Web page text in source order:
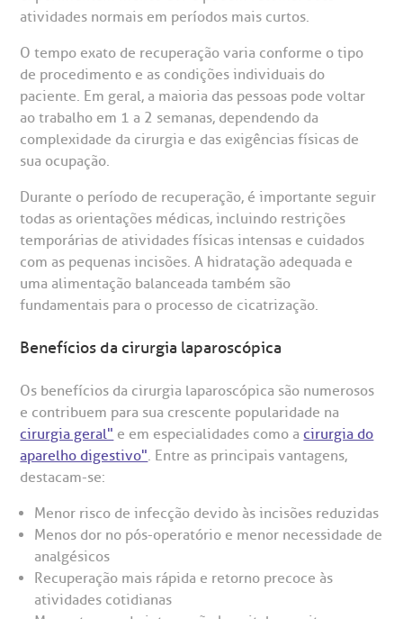
atividades normais em períodos mais curtos.
O tempo exato de recuperação varia conforme o tipo
de procedimento e as condições individuais do
paciente. Em geral, a maioria das pessoas pode voltar
ao trabalho em 1 a 2 semanas, dependendo da
complexidade da cirurgia e das exigências físicas de
sua ocupação.
Durante o período de recuperação, é importante seguir
todas as orientações médicas, incluindo restrições
temporárias de atividades físicas intensas e cuidados
com as pequenas incisões. A hidratação adequada e
uma alimentação balanceada também são
fundamentais para o processo de cicatrização.
Benefícios da cirurgia laparoscópica
Os benefícios da cirurgia laparoscópica são numerosos
e contribuem para sua crescente popularidade na
cirurgia geral" e em especialidades como acirurgia do
aparelho digestivo". Entre as principais vantagens,
destacam-se:
Menor risco de infecção devido às incisões reduzidas
Menos dor no pós-operatório e menor necessidade de
analgésicos
Recuperação mais rápida e retorno precoce às
atividades cotidianas